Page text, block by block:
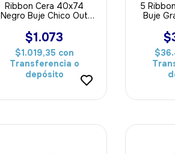
Ribbon Cera 40x74
Negro Buje Chico Out
$1.073
$1.019,35 con
Transferencia o
depósito
5
Buje